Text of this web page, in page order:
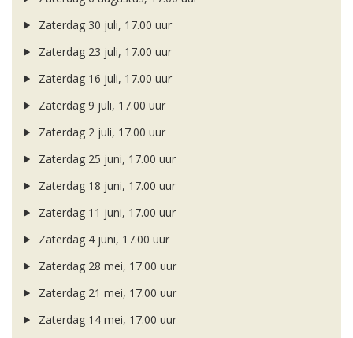
Zaterdag 30 juli, 17.00 uur
Zaterdag 23 juli, 17.00 uur
Zaterdag 16 juli, 17.00 uur
Zaterdag 9 juli, 17.00 uur
Zaterdag 2 juli, 17.00 uur
Zaterdag 25 juni, 17.00 uur
Zaterdag 18 juni, 17.00 uur
Zaterdag 11 juni, 17.00 uur
Zaterdag 4 juni, 17.00 uur
Zaterdag 28 mei, 17.00 uur
Zaterdag 21 mei, 17.00 uur
Zaterdag 14 mei, 17.00 uur